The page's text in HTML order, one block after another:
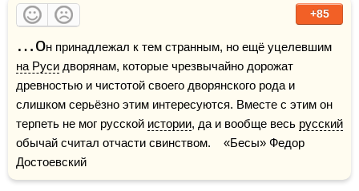
+85
…о
на Руси дворянам, которые чрезвычайно дорожат
древностью и чистотой своего дворянского рода и
слишком серьёзно этим интересуются. Вместе с этим он
терпеть не мог русской истории, да и вообще весь русский
обычай считал отчасти свинством.    «Бесы» Федор
Достоевский